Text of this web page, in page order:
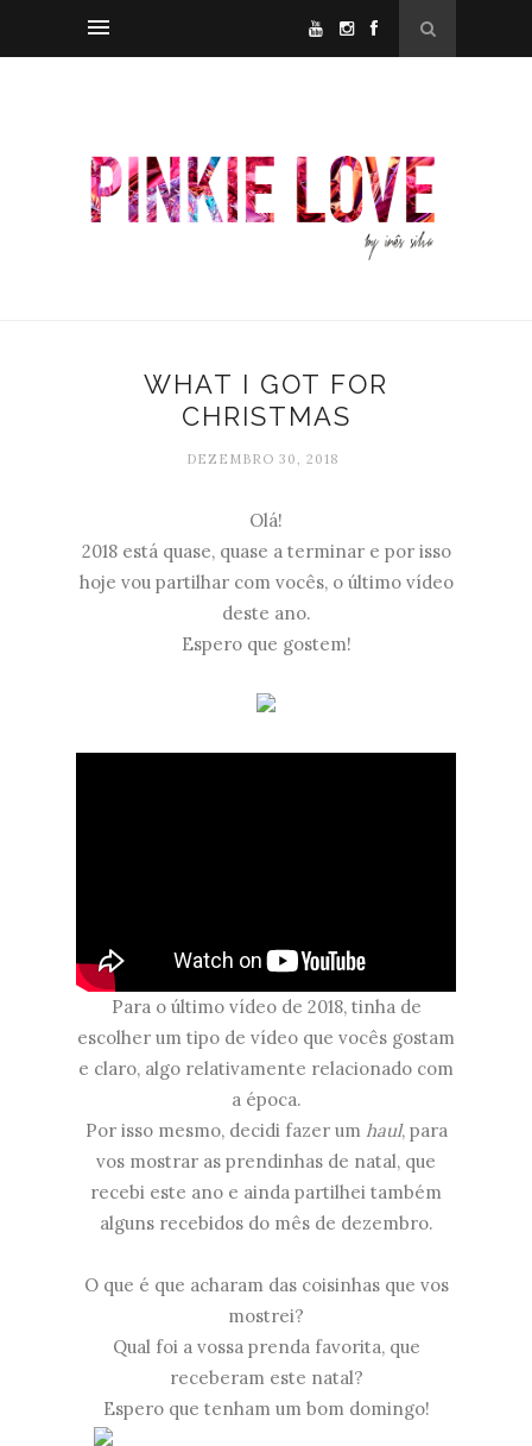
WHAT I GOT FOR
CHRISTMAS
DEZEMBRO 30, 2018
Olá!
2018 está quase, quase a terminar e por isso
hoje vou partilhar com vocês, o último vídeo
deste ano.
Espero que gostem!
Para o último vídeo de 2018, tinha de
escolher um tipo de vídeo que vocês gostam
e claro, algo relativamente relacionado com
a época.
Por isso mesmo, decidi fazer um haul, para
vos mostrar as prendinhas de natal, que
recebi este ano e ainda partilhei também
alguns recebidos do mês de dezembro.
O que é que acharam das coisinhas que vos
mostrei?
Qual foi a vossa prenda favorita, que
receberam este natal?
Espero que tenham um bom domingo!